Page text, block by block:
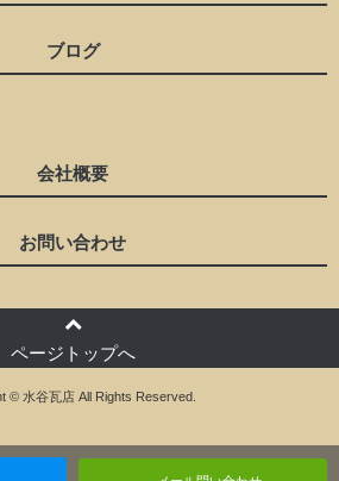
ブログ
会社概要
お問い合わせ
ページトップへ
© 水谷瓦店 All Rights Reserved.